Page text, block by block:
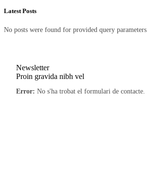
Latest Posts
No posts were found for provided query parameters.
Newsletter
Proin gravida nibh vel
Error: No s'ha trobat el formulari de contacte.